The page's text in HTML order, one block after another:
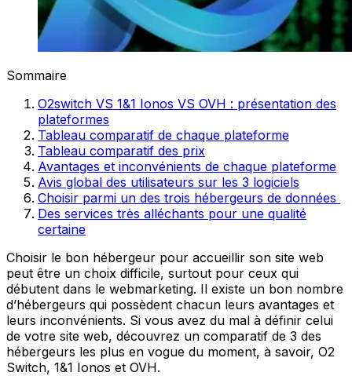
Sommaire
O2switch VS 1&1 Ionos VS OVH : présentation des
plateformes
Tableau comparatif de chaque plateforme
Tableau comparatif des prix
Avantages et inconvénients de chaque plateforme
Avis global des utilisateurs sur les 3 logiciels
Choisir parmi un des trois hébergeurs de données
Des services très alléchants pour une qualité
certaine
Choisir le bon hébergeur pour accueillir son site web
peut être un choix difficile, surtout pour ceux qui
débutent dans le webmarketing. Il existe un bon nombre
d’hébergeurs qui possèdent chacun leurs avantages et
leurs inconvénients. Si vous avez du mal à définir celui
de votre site web, découvrez un comparatif de 3 des
hébergeurs les plus en vogue du moment, à savoir, O2
Switch, 1&1 Ionos et OVH.